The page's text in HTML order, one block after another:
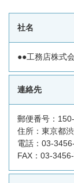
社名
●●工務店株式
連絡先
郵便番号：
住所：東京都
電話：03-
FAX：03-